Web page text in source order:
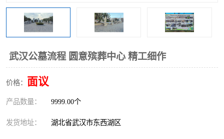
武汉公墓流程 圆意殡葬中心 精工细作
价格： 面议
产品数量： 9999.00个
发货地址： 湖北省武汉市东西湖区